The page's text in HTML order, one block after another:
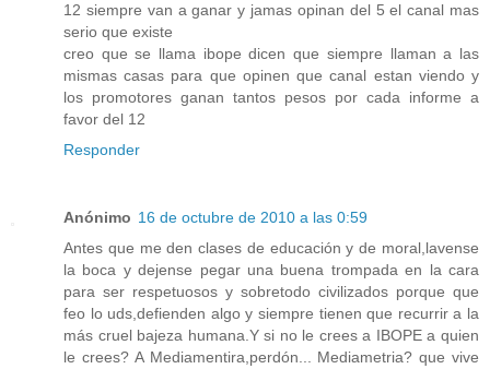
12 siempre van a ganar y jamas opinan del 5 el canal mas
serio que existe
creo que se llama ibope dicen que siempre llaman a las
mismas casas para que opinen que canal estan viendo y
los promotores ganan tantos pesos por cada informe a
favor del 12
Responder
Anónimo 16 de octubre de 2010 a las 0:59
Antes que me den clases de educación y de moral,lavense
la boca y dejense pegar una buena trompada en la cara
para ser respetuosos y sobretodo civilizados porque que
feo lo uds,defienden algo y siempre tienen que recurrir a la
más cruel bajeza humana.Y si no le crees a IBOPE a quien
le crees? A Mediamentira,perdón... Mediametria? que vive